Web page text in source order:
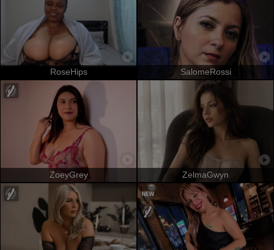
RoseHips SalomeRossi
ZoeyGrey ZelmaGwyn